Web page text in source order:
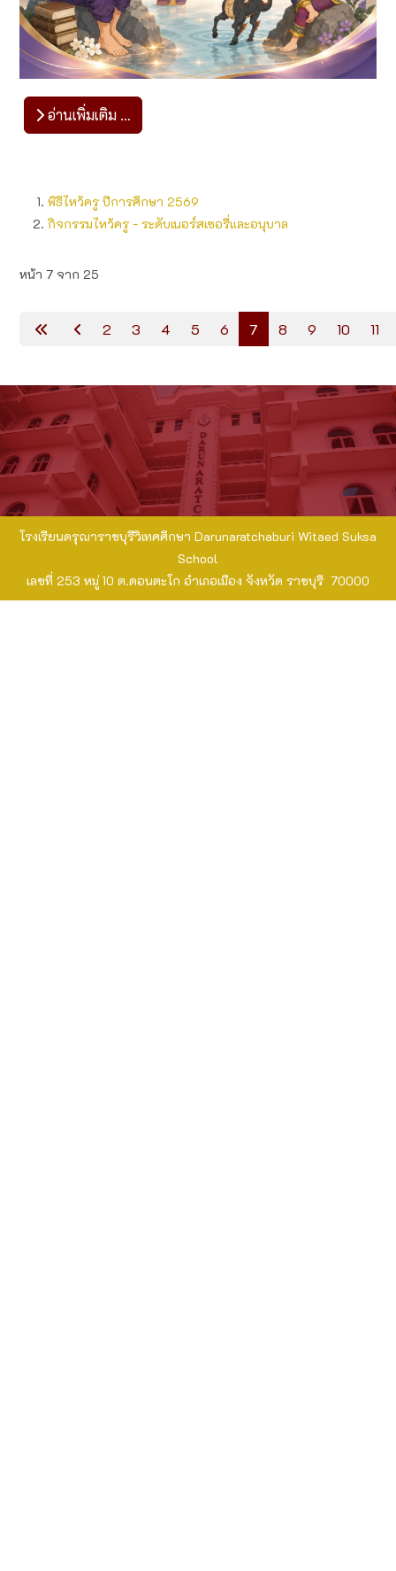
อ่านเพิ่มเติม …
พิธีไหว้ครู ปีการศึกษา 2569
กิจกรรม​ไหว้ครู - ระดับเนอร์สเซอรี่และอนุบาล
หน้า 7 จาก 25
2 3 4 5 6 7 8 9 10 11
โรงเรียนดรุณาราชบุรีวิเทศศึกษา Darunaratchaburi Witaed Suksa
School
เลขที่ 253 หมู่ 10 ต.ดอนตะโก อำเภอเมือง จังหวัด ราชบุรี 70000